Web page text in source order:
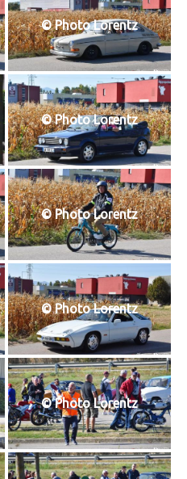
© Photo Lorentz
© Photo Lorentz
© Photo Lorentz
© Photo Lorentz
© Photo Lorentz